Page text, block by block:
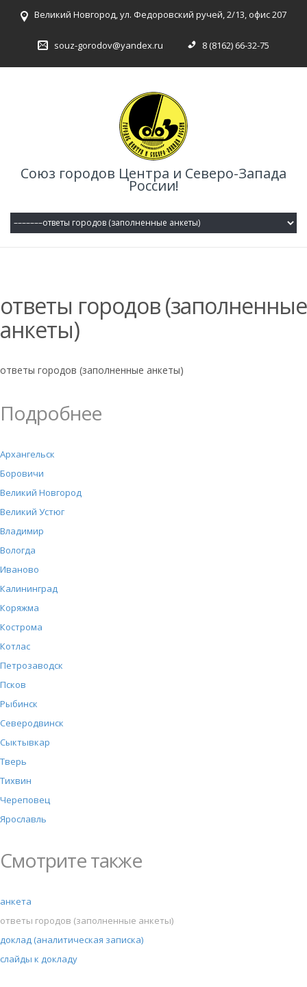
Великий Новгород, ул. Федоровский ручей, 2/13, офис 207
souz-gorodov@yandex.ru 8 (8162) 66-32-75
Союз городов Центра и Северо-Запада
России!
ответы городов (заполненные
анкеты)
ответы городов (заполненные анкеты)
Подробнее
Архангельск
Боровичи
Великий Новгород
Великий Устюг
Владимир
Вологда
Иваново
Калининград
Коряжма
Кострома
Котлас
Петрозаводск
Псков
Рыбинск
Северодвинск
Сыктывкар
Тверь
Тихвин
Череповец
Ярославль
Смотрите также
анкета
ответы городов (заполненные анкеты)
доклад (аналитическая записка)
слайды к докладу